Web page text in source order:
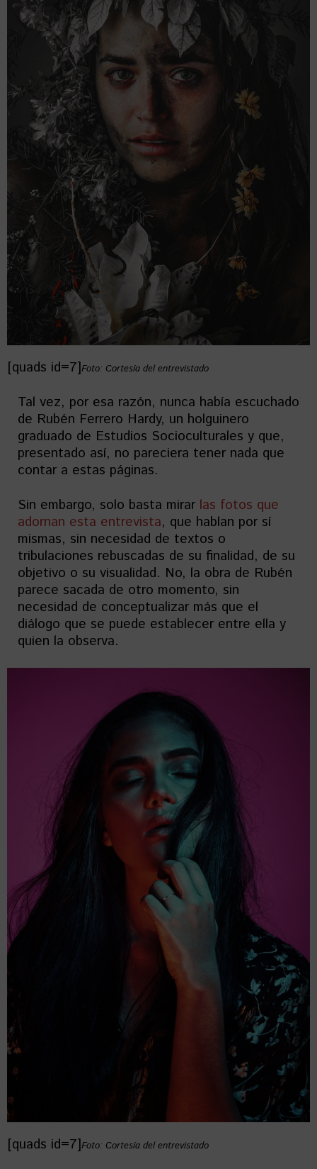
[quads id=7]Foto: Cortesía del entrevistado
Tal vez, por esa razón, nunca había escuchado
de Rubén Ferrero Hardy, un holguinero
graduado de Estudios Socioculturales y que,
presentado así, no pareciera tener nada que
contar a estas páginas.
Sin embargo, solo basta mirar las fotos que
adornan esta entrevista, que hablan por sí
mismas, sin necesidad de textos o
tribulaciones rebuscadas de su finalidad, de su
objetivo o su visualidad. No, la obra de Rubén
parece sacada de otro momento, sin
necesidad de conceptualizar más que el
diálogo que se puede establecer entre ella y
quien la observa.
[quads id=7]Foto: Cortesía del entrevistado